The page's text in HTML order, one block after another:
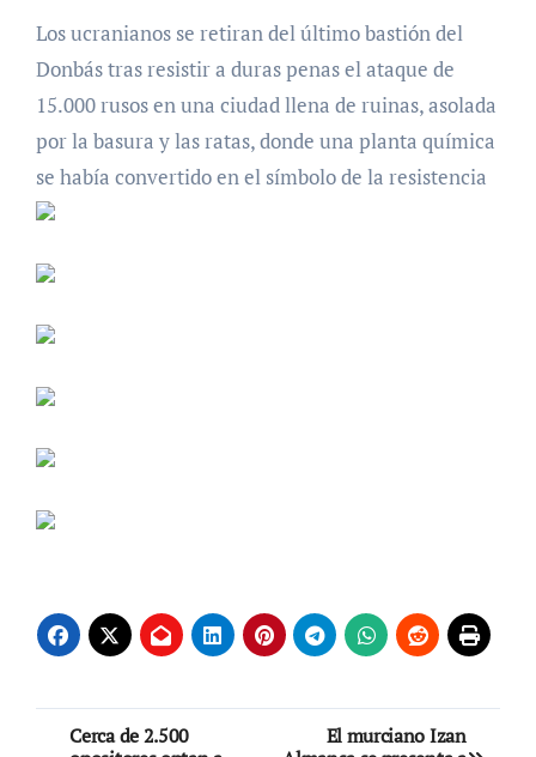
Los ucranianos se retiran del último bastión del
Donbás tras resistir a duras penas el ataque de
15.000 rusos en una ciudad llena de ruinas, asolada
por la basura y las ratas, donde una planta química
se había convertido en el símbolo de la resistencia
Navegación
Cerca de 2.500
El murciano Izan